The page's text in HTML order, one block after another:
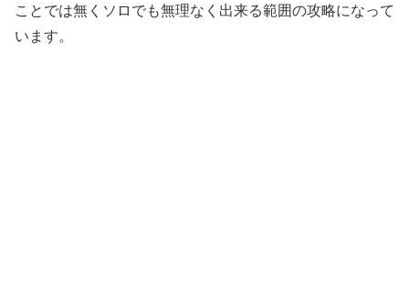
ことでは無くソロでも無理なく出来る範囲の攻略になって
います。